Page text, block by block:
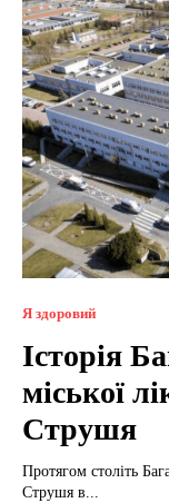
Я здоровий
Історія
міської
Струшя
Протягом століть
Струшя в...